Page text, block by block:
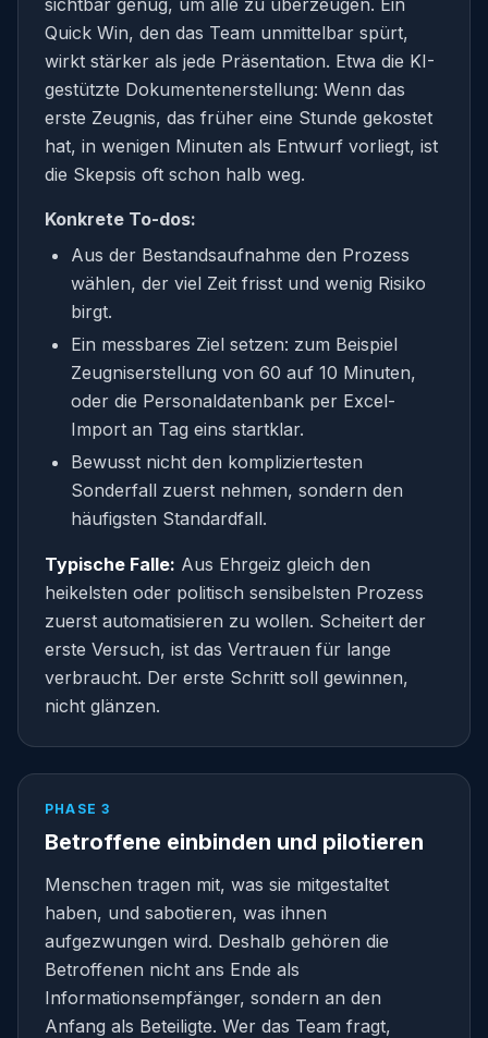
sichtbar genug, um alle zu überzeugen. Ein
Quick Win, den das Team unmittelbar spürt,
wirkt stärker als jede Präsentation. Etwa die KI-
gestützte Dokumentenerstellung: Wenn das
erste Zeugnis, das früher eine Stunde gekostet
hat, in wenigen Minuten als Entwurf vorliegt, ist
die Skepsis oft schon halb weg.
Konkrete To-dos:
Aus der Bestandsaufnahme den Prozess
wählen, der viel Zeit frisst und wenig Risiko
birgt.
Ein messbares Ziel setzen: zum Beispiel
Zeugniserstellung von 60 auf 10 Minuten,
oder die Personaldatenbank per Excel-
Import an Tag eins startklar.
Bewusst nicht den kompliziertesten
Sonderfall zuerst nehmen, sondern den
häufigsten Standardfall.
Typische Falle: Aus Ehrgeiz gleich den
heikelsten oder politisch sensibelsten Prozess
zuerst automatisieren zu wollen. Scheitert der
erste Versuch, ist das Vertrauen für lange
verbraucht. Der erste Schritt soll gewinnen,
nicht glänzen.
PHASE 3
Betroffene einbinden und pilotieren
Menschen tragen mit, was sie mitgestaltet
haben, und sabotieren, was ihnen
aufgezwungen wird. Deshalb gehören die
Betroffenen nicht ans Ende als
Informationsempfänger, sondern an den
Anfang als Beteiligte. Wer das Team fragt,